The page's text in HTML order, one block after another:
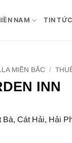
NAM TIN TỨC
MIỀN BẮC /
INN
Bà, Cát Hải, Hải